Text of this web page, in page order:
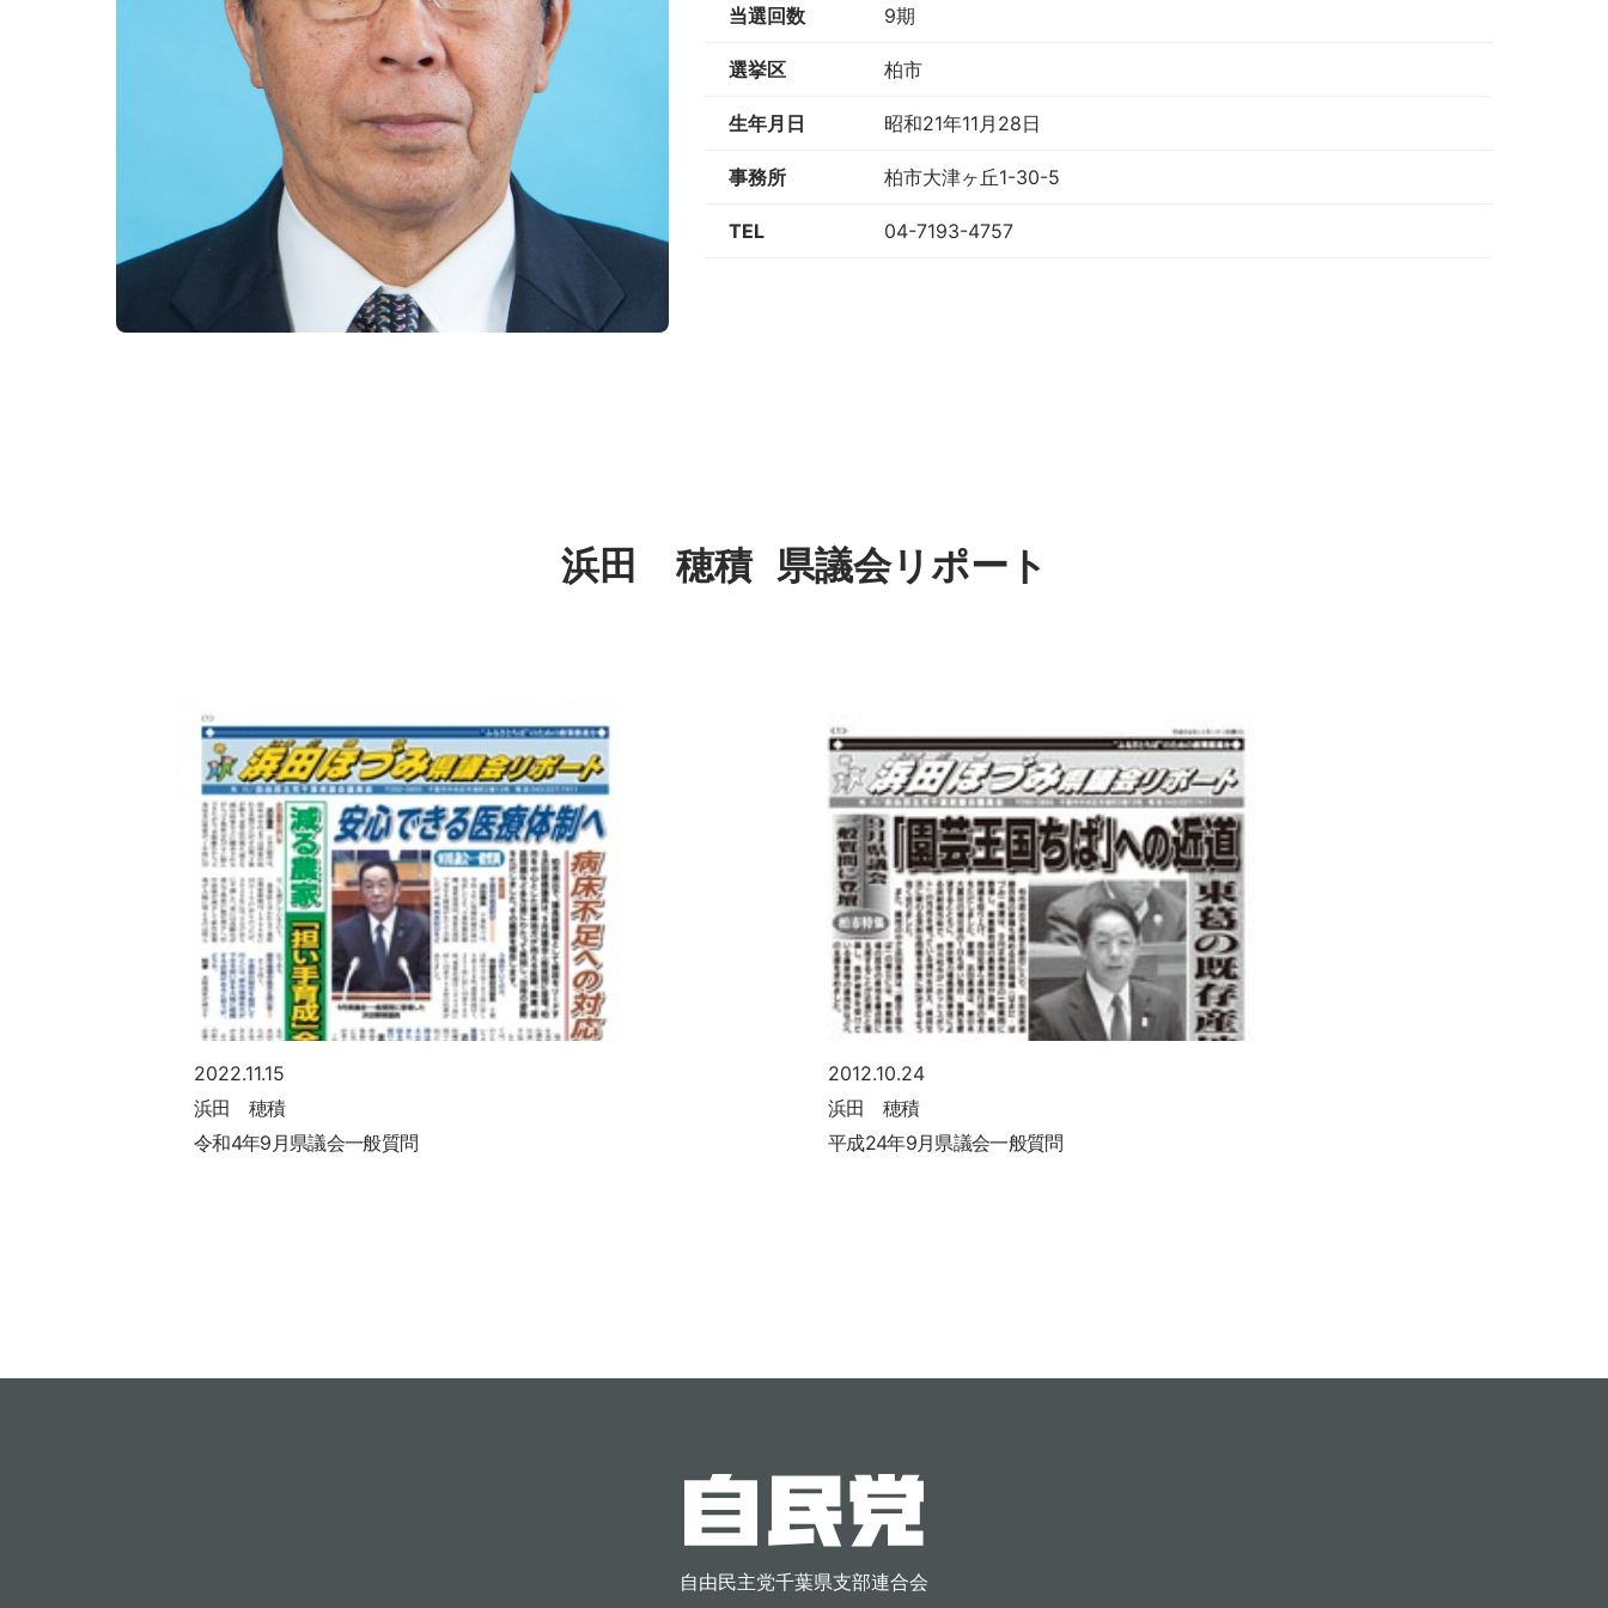
当選回数 9期
選挙区 柏市
生年月日 昭和21年11月28日
事務所 柏市大津ヶ丘1-30-5
TEL 04-7193-4757
浜田 穂積 県議会リポート
2022.11.15
浜田 穂積
令和4年9月県議会一般質問
2012.10.24
浜田 穂積
平成24年9月県議会一般質問
自由民主党千葉県支部連合会